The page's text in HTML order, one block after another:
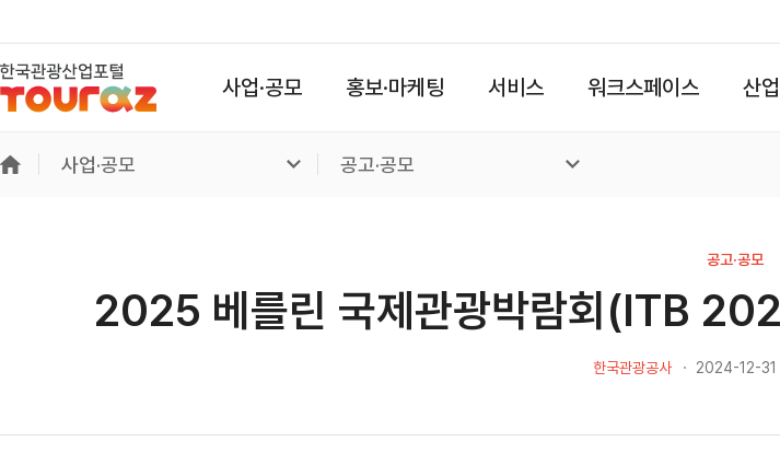
사업·공모 홍보·마케팅 서비스 워크스페이스 산
사업·공모 공고·공모
공고·공모
2025 베를린 국제관광박람회(ITB
한국관광공사 2024-12-31